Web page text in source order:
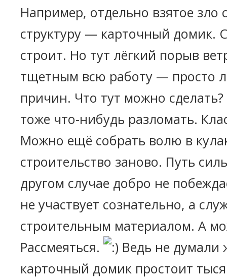
Например, отдельно взятое зло
структуру — карточный домик.
строит. Но тут лёгкий порыв
тщетным всю работу — просто
причин. Что тут можно
тоже что-нибудь разломать.
Можно ещё собрать волю в
строительство заново. Путь
другом случае добро не
не участвует сознательно, а
строительным материалом. А
Рассмеяться.
Ведь не думали
карточный домик простоит